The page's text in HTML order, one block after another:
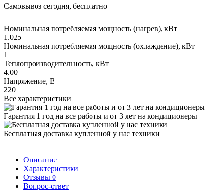
Самовывоз сегодня, бесплатно
Номинальная потребляемая мощность (нагрев), кВт
1.025
Номинальная потребляемая мощность (охлаждение), кВт
1
Теплопроизводительность, кВт
4.00
Напряжение, В
220
Все характеристики
Гарантия 1 год на все работы и от 3 лет на кондиционеры
Бесплатная доставка купленной у нас техники
Описание
Характеристики
Отзывы 0
Вопрос-ответ